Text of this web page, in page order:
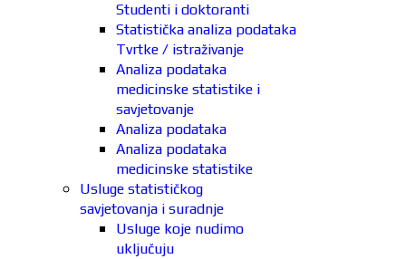
Studenti i doktoranti
Statistička analiza podataka
Tvrtke / istraživanje
Analiza podataka
medicinske statistike i
savjetovanje
Analiza podataka
Analiza podataka
medicinske statistike
Usluge statističkog
savjetovanja i suradnje
Usluge koje nudimo
uključuju